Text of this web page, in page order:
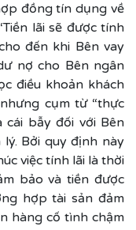
đồng tín dụng về
lãi sẽ được tính
đến khi Bên vay
nợ cho Bên ngân
điều khoản khách
cụm từ “thực
cái bẫy đối với Bên
Bởi quy định này
việc tính lãi là thời
bảo và tiền được
hợp tài sản đảm
hàng cố tình chậm